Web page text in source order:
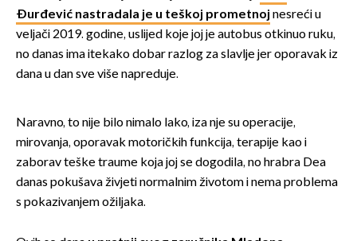
Đurđević nastradala je u teškoj prometnoj nesreći u
veljači 2019. godine, uslijed koje joj je autobus otkinuo ruku,
no danas ima itekako dobar razlog za slavlje jer oporavak iz
dana u dan sve više napreduje.
Naravno, to nije bilo nimalo lako, iza nje su operacije,
mirovanja, oporavak motoričkih funkcija, terapije kao i
zaborav teške traume koja joj se dogodila, no hrabra Dea
danas pokušava živjeti normalnim životom i nema problema
s pokazivanjem ožiljaka.